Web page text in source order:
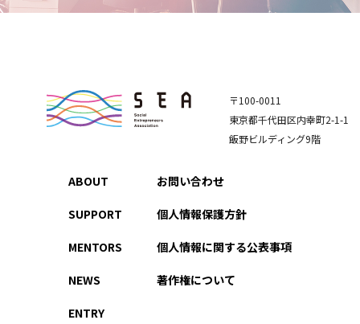
〒100-0011
東京都千代田区内幸町2-1-1
飯野ビルディング9階
ABOUT
SUPPORT
MENTORS
NEWS
ENTRY
お問い合わせ
個人情報保護方針
個人情報に関する公表事項
著作権について